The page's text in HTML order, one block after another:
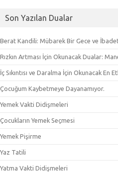
Son Yazılan Dualar
Berat Kandili: Mübarek Bir Gece ve
Rızkın Artması İçin Okunacak Dualar:
İç Sıkıntısı ve Daralma İçin Okunacak En
Çocuğum Kaybetmeye Dayanamıyor.
Yemek Vakti Didişmeleri
Çocukların Yemek Seçmesi
Yemek Pişirme
Yaz Tatili
Yatma Vakti Didişmeleri